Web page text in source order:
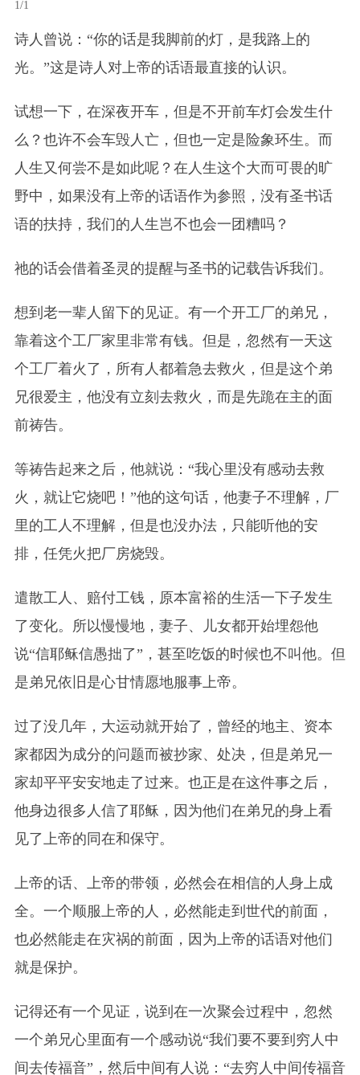
1/1
诗人曾说：“你的话是我脚前的灯，是我路上的
光。”这是诗人对上帝的话语最直接的认识。
试想一下，在深夜开车，但是不开前车灯会发生什
么？也许不会车毁人亡，但也一定是险象环生。而
人生又何尝不是如此呢？在人生这个大而可畏的旷
野中，如果没有上帝的话语作为参照，没有圣书话
语的扶持，我们的人生岂不也会一团糟吗？
祂的话会借着圣灵的提醒与圣书的记载告诉我们。
想到老一辈人留下的见证。有一个开工厂的弟兄，
靠着这个工厂家里非常有钱。但是，忽然有一天这
个工厂着火了，所有人都着急去救火，但是这个弟
兄很爱主，他没有立刻去救火，而是先跪在主的面
前祷告。
等祷告起来之后，他就说：“我心里没有感动去救
火，就让它烧吧！”他的这句话，他妻子不理解，厂
里的工人不理解，但是也没办法，只能听他的安
排，任凭火把厂房烧毁。
遣散工人、赔付工钱，原本富裕的生活一下子发生
了变化。所以慢慢地，妻子、儿女都开始埋怨他
说“信耶稣信愚拙了”，甚至吃饭的时候也不叫他。但
是弟兄依旧是心甘情愿地服事上帝。
过了没几年，大运动就开始了，曾经的地主、资本
家都因为成分的问题而被抄家、处决，但是弟兄一
家却平平安安地走了过来。也正是在这件事之后，
他身边很多人信了耶稣，因为他们在弟兄的身上看
见了上帝的同在和保守。
上帝的话、 上帝的带领，必然会在相信的人身上成
全。一个顺服上帝的人，必然能走到世代的前面，
也必然能走在灾祸的前面，因为上帝的话语对他们
就是保护。
记得还有一个见证，说到在一次聚会过程中，忽然
一个弟兄心里面有一个感动说“我们要不要到穷人中
间去传福音”，然后中间有人说：“去穷人中间传福音